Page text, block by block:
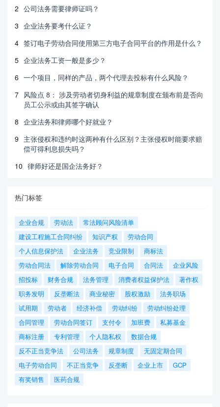
2 公司法务需要律师证吗？
3 企业法务要考什么证？
4 签订电子劳动合同使用第三方电子合同平台的作用是什么？
5 企业法务工资一般是多少？
6 一个项目，同样的产品，两个代理去投标有什么风险？
7 风险点 8： 涉及劳动者切身利益的规章制度在颁布前是否向
员工公示或由其签字确认
8 企业法务和律师哪个好就业？
9 主张侵权和违约时这两种有什么区别？主张侵权时能要求赔
偿可得利息损失吗？
10 律师好还是国企法务好？
热门标签
企业合规 劳动法
常法顾问风险清单
建设工程施工合同纠纷
知识产权
劳动合同
个人信息保护法
企业法务 竞业限制
商标法
劳动合同法
解除劳动合同 电子合同 合同法
企业风险
招投标
财务合规 法务管理 消费者权益保护法
著作权
职务发明
反垄断法 商业秘密 股权激励
法务职场
试用期
劳动者 经济补偿 劳动纠纷
劳动纠纷处理
合同管理
劳动合同签订 支付令 加班费
私募基金
商标注册
专利管理 个人隐私权
数据合规
反不正当竞争法
公司法务 规章制度
无固定期合同
电子劳动合同
不正当竞争 反垄断 企业上市
GCP
有奖销售
医药合规